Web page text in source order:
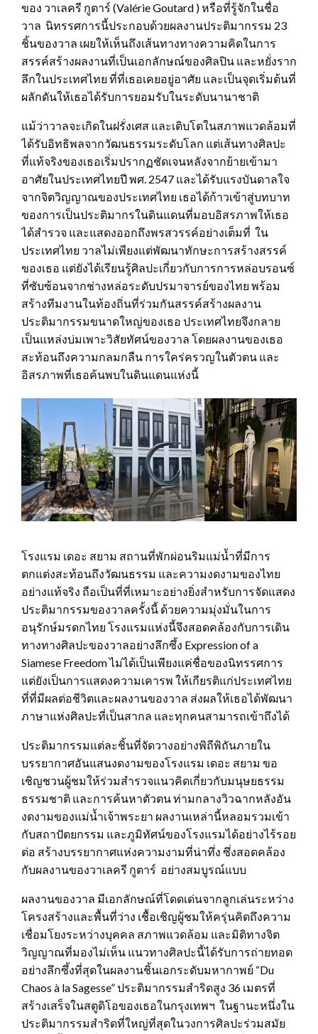
ของ วาเลครี กูตาร์ (Valérie Goutard ) หรือที่รู้จักในชื่อ
วาล นิทรรศการนี้ประกอบด้วยผลงานประติมากรรม 23
ชิ้นของวาล เผยให้เห็นถึงเส้นทางทางความคิดในการ
สรรค์สร้างผลงานที่เป็นเอกลักษณ์ของศิลปิน และหยั่งราก
ลึกในประเทศไทย ที่ที่เธอเคยอยู่อาศัย และเป็นจุดเริ่มต้นที่
ผลักดันให้เธอได้รับการยอมรับในระดับนานาชาติ
แม้ว่าวาลจะเกิดในฝรั่งเศส และเติบโตในสภาพแวดล้อมที่
ได้รับอิทธิพลจากวัฒนธรรมระดับโลก แต่เส้นทางศิลปะ
ที่แท้จริงของเธอเริ่มปรากฏชัดเจนหลังจากย้ายเข้ามา
อาศัยในประเทศไทยปี พศ. 2547 และได้รับแรงบันดาลใจ
จากจิตวิญญาณของประเทศไทย เธอได้ก้าวเข้าสู่บทบาท
ของการเป็นประติมากรในดินแดนที่มอบอิสรภาพให้เธอ
ได้สำรวจ และแสดงออกถึงพรสวรรค์อย่างเต็มที่ ใน
ประเทศไทย วาลไม่เพียงแต่พัฒนาทักษะการสร้างสรรค์
ของเธอ แต่ยังได้เรียนรู้ศิลปะเกี่ยวกับการการหล่อบรอนซ์
ที่ซับซ้อนจากช่างหล่อระดับปรมาจารย์ของไทย พร้อม
สร้างทีมงานในท้องถิ่นที่ร่วมกันสรรค์สร้างผลงาน
ประติมากรรมขนาดใหญ่ของเธอ ประเทศไทยจึงกลาย
เป็นแหล่งบ่มเพาะวิสัยทัศน์ของวาล โดยผลงานของเธอ
สะท้อนถึงความกลมกลืน การใคร่ครวญในตัวตน และ
อิสรภาพที่เธอค้นพบในดินแดนแห่งนี้
โรงแรม เดอะ สยาม สถานที่พักผ่อนริมแม่น้ำที่มีการ
ตกแต่งสะท้อนถึงวัฒนธรรม และความงดงามของไทย
อย่างแท้จริง ถือเป็นที่ที่เหมาะอย่างยิ่งสำหรับการจัดแสดง
ประติมากรรมของวาลครั้งนี้ ด้วยความมุ่งมั่นในการ
อนุรักษ์มรดกไทย โรงแรมแห่งนี้จึงสอดคล้องกับการเดิน
ทางทางศิลปะของวาลอย่างลึกซึ้ง Expression of a
Siamese Freedom ไม่ได้เป็นเพียงแค่ชื่อของนิทรรศการ
แต่ยังเป็นการแสดงความเคารพ ให้เกียรติแก่ประเทศไทย
ที่ที่มีผลต่อชีวิตและผลงานของวาล ส่งผลให้เธอได้พัฒนา
ภาษาแห่งศิลปะที่เป็นสากล และทุกคนสามารถเข้าถึงได้
ประติมากรรมแต่ละชิ้นที่จัดวางอย่างพิถีพิถันภายใน
บรรยากาศอันแสนงดงามของโรงแรม เดอะ สยาม ขอ
เชิญชวนผู้ชมให้ร่วมสำรวจแนวคิดเกี่ยวกับมนุษยธรรม
ธรรมชาติ และการค้นหาตัวตน ท่ามกลางวิวฉากหลังอัน
งดงามของแม่น้ำเจ้าพระยา ผลงานเหล่านี้หลอมรวมเข้า
กับสถาปัตยกรรม และภูมิทัศน์ของโรงแรมได้อย่างไร้รอย
ต่อ สร้างบรรยากาศแห่งความงามที่น่าทึ่ง ซึ่งสอดคล้อง
กับผลงานของวาเลครี กูตาร์ อย่างสมบูรณ์แบบ
ผลงานของวาล มีเอกลักษณ์ที่โดดเด่นจากลูกเล่นระหว่าง
โครงสร้างและพื้นที่ว่าง เชื้อเชิญผู้ชมให้ครุ่นคิดถึงความ
เชื่อมโยงระหว่างบุคคล สภาพแวดล้อม และมิติทางจิต
วิญญาณที่มองไม่เห็น แนวทางศิลปะนี้ได้รับการถ่ายทอด
อย่างลึกซึ้งที่สุดในผลงานชิ้นเอกระดับมหากาพย์ “Du
Chaos à la Sagesse” ประติมากรรมสำริดสูง 36 เมตรที่
สร้างเสร็จในสตูดิโอของเธอในกรุงเทพฯ ในฐานะหนึ่งใน
ประติมากรรมสำริดที่ใหญ่ที่สุดในวงการศิลปะร่วมสมัย